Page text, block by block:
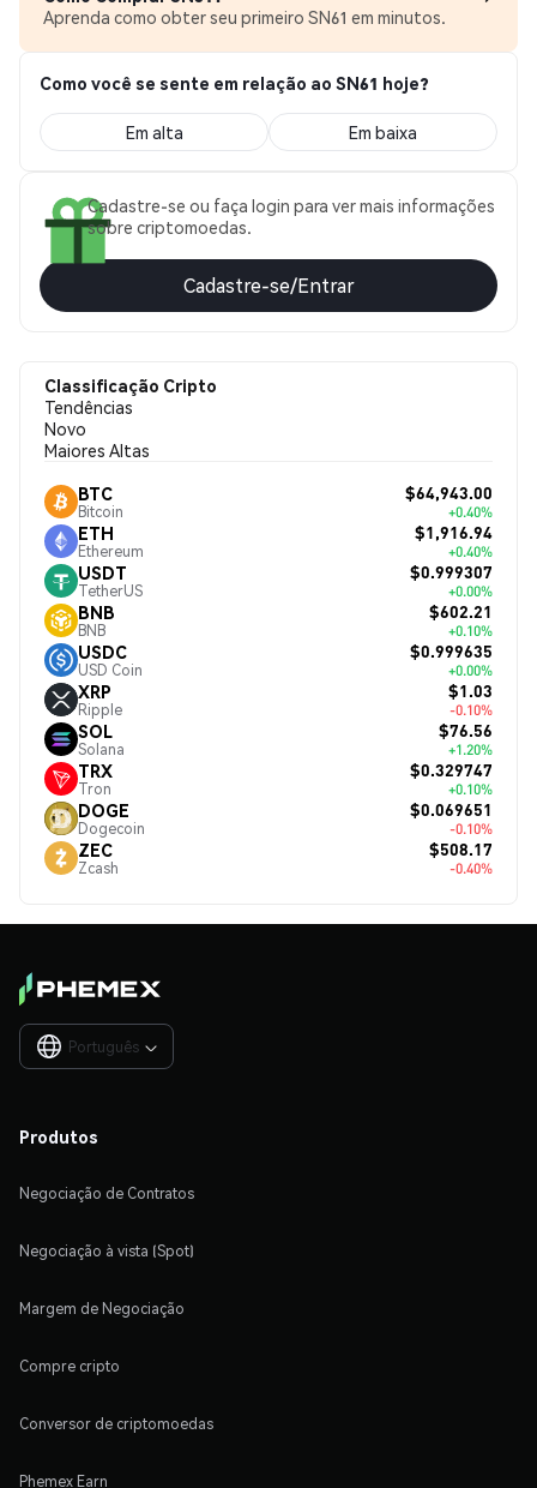
Aprenda como obter seu primeiro SN61 em minutos.
Como você se sente em relação ao SN61 hoje?
Em alta Em baixa
Cadastre-se ou faça login para ver mais informações
sobre criptomoedas.
Cadastre-se/Entrar
Classificação Cripto
Tendências
Novo
Maiores Altas
BTC
Bitcoin
$64,943.00
+0.40%
ETH
Ethereum
$1,916.94
+0.40%
USDT
TetherUS
$0.999307
+0.00%
BNB
BNB
$602.21
+0.10%
USDC
USD Coin
$0.999635
+0.00%
XRP
Ripple
$1.03
-0.10%
SOL
Solana
$76.56
+1.20%
TRX
Tron
$0.329747
+0.10%
DOGE
Dogecoin
$0.069651
-0.10%
ZEC
Zcash
$508.17
-0.40%
Português 
Produtos
Negociação de Contratos
Negociação à vista (Spot)
Margem de Negociação
Compre cripto
Conversor de criptomoedas
Phemex Earn